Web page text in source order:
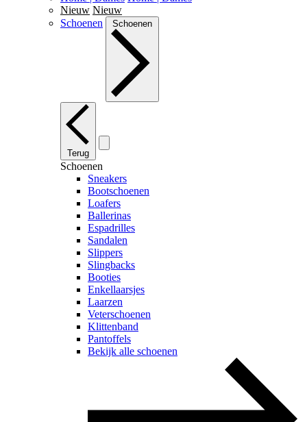
Nieuw Nieuw
Schoenen
Schoenen
Terug
Schoenen
Sneakers
Bootschoenen
Loafers
Ballerinas
Espadrilles
Sandalen
Slippers
Slingbacks
Booties
Enkellaarsjes
Laarzen
Veterschoenen
Klittenband
Pantoffels
Bekijk alle schoenen